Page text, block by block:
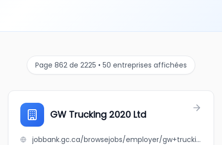
Page 862 de 2225 • 50 entreprises affichées
GW Trucking 2020 Ltd
jobbank.gc.ca/browsejobs/employer/gw+trucking+2020+ltd/ca